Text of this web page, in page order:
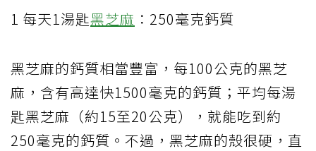
1 每天1湯匙黑芝麻 ：250毫克鈣質
黑芝麻的鈣質相當豐富，每100公克的黑芝
麻，含有高達快1500毫克的鈣質；平均每湯
匙黑芝麻（約15至20公克），就能吃到約
250毫克的鈣質。不過，黑芝麻的殼很硬，直